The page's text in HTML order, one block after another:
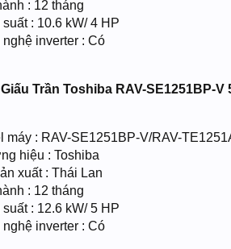
: 12 tháng
: 10.6 kW/ 4 HP
nghệ inverter : Có
Trần Toshiba RAV-SE1251BP-V
máy : RAV-SE1251BP-V/RAV-
hiệu : Toshiba
xuất : Thái Lan
: 12 tháng
: 12.6 kW/ 5 HP
nghệ inverter : Có